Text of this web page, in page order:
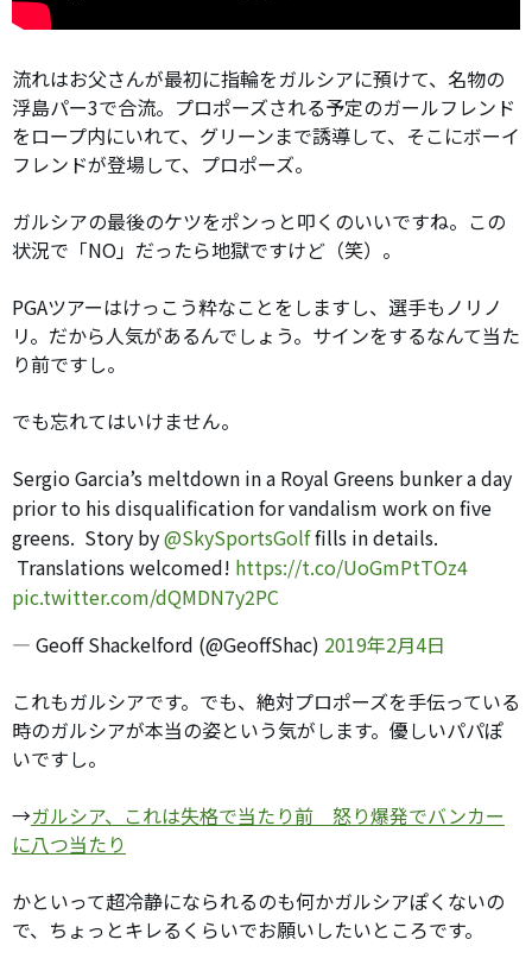
流れはお父さんが最初に指輪をガルシアに預けて、名物の
浮島パー3で合流。プロポーズされる予定のガールフレンド
をロープ内にいれて、グリーンまで誘導して、そこにボーイ
フレンドが登場して、プロポーズ。
ガルシアの最後のケツをポンっと叩くのいいですね。この
状況で「NO」だったら地獄ですけど（笑）。
PGAツアーはけっこう粋なことをしますし、選手もノリノ
リ。だから人気があるんでしょう。サインをするなんて当た
り前ですし。
でも忘れてはいけません。
Sergio Garcia’s meltdown in a Royal Greens bunker a day
prior to his disqualification for vandalism work on five
greens. Story by@SkySportsGolffills in details.
Translations welcomed! https://t.co/UoGmPtTOz4
pic.twitter.com/dQMDN7y2PC
— Geoff Shackelford (@GeoffShac) 2019年2月4日
これもガルシアです。でも、絶対プロポーズを手伝っている
時のガルシアが本当の姿という気がします。優しいパパぽ
いですし。
→ガルシア、これは失格で当たり前 怒り爆発でバンカー
に八つ当たり
かといって超冷静になられるのも何かガルシアぽくないの
で、ちょっとキレるくらいでお願いしたいところです。